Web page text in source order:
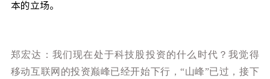
本的立场。
郑宏达：我们现在处于科技股投资的什么时代？我觉得
移动互联网的投资巅峰已经开始下行，“山峰”已过，接下